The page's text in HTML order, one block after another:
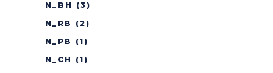
N_BH
(3)
N_RB
(2)
N_PB
(1)
N_CH
(1)